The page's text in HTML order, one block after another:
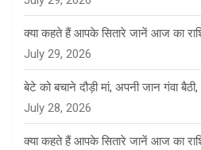
क्या कहते हैं आपके सितारे जानें आज का
July 29, 2026
बेटे को बचाने दौड़ी मां, अपनी जान गंवा बैठी,
July 28, 2026
क्या कहते हैं आपके सितारे जानें आज का